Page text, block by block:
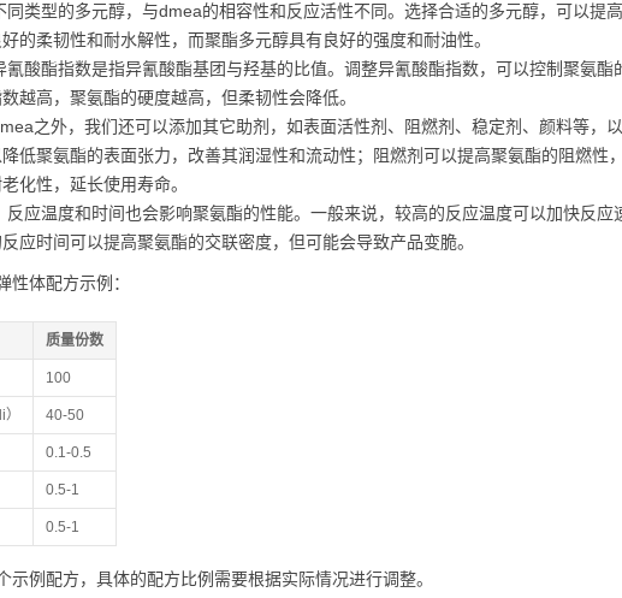
同类型的多元醇，与dmea的相容性和反应活性不同。选择合适的多元醇，可以提
的柔韧性和耐水解性，而聚酯多元醇具有良好的强度和耐油性。
氰酸酯指数是指异氰酸酯基团与羟基的比值。调整异氰酸酯指数，可以控制聚氨酯
越高，聚氨酯的硬度越高，但柔韧性会降低。
之外，我们还可以添加其它助剂，如表面活性剂、阻燃剂、稳定剂、颜料等，以
低聚氨酯的表面张力，改善其润湿性和流动性；阻燃剂可以提高聚氨酯的阻燃性
化性，延长使用寿命。
反应温度和时间也会影响聚氨酯的性能。一般来说，较高的反应温度可以加快反应
应时间可以提高聚氨酯的交联密度，但可能会导致产品变脆。
性体配方示例：
质量份数
100
40-50
0.1-0.5
0.5-1
0.5-1
示例配方，具体的配方比例需要根据实际情况进行调整。